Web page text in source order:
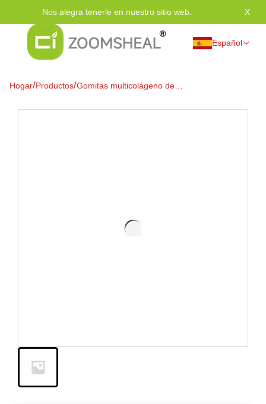
Nos alegra tenerle en nuestro sitio web. X
Español
Hogar/Productos/Gomitas multicolágeno de